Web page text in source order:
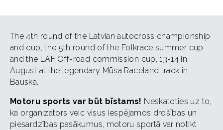
The 4th round of the Latvian autocross championship
and cup, the 5th round of the Folkrace summer cup
and the LAF Off-road commission cup, 13-14 in
August at the legendary Mūsa Raceland track in
Bauska.
Motoru sports var būt bīstams! Neskatoties uz to,
ka organizators veic visus iespējamos drošības un
piesardzības pasākumus, motoru sportā var notikt